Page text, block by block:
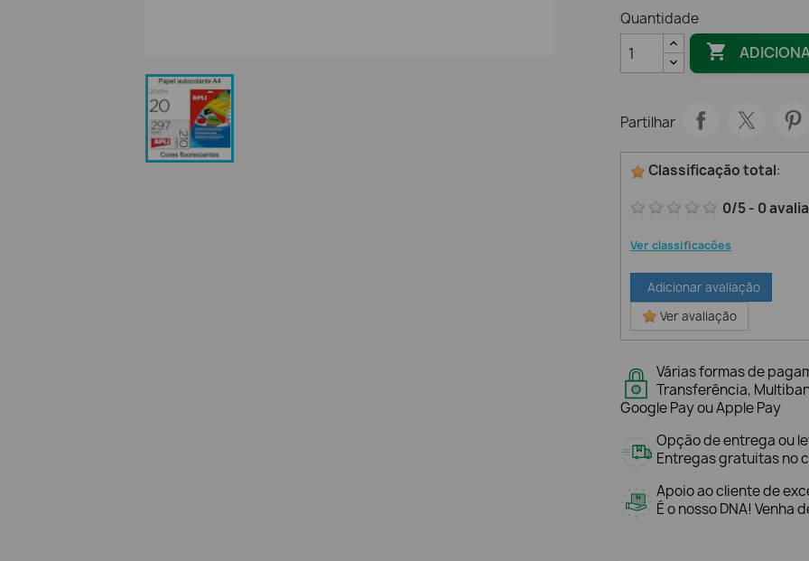
Quantidade

Partilhar
Classificação total:
0/5- 0
Ver classificações
Adicionar avaliação
Ver avaliação
Várias formas de
Transferência,
Google Pay ou Apple Pay
Opção de entrega ou
Entregas gratuitas no
Apoio ao cliente de
É o nosso DNA! Venha